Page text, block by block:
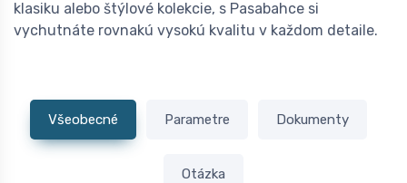
klasiku alebo štýlové kolekcie, s Pasabahce si
vychutnáte rovnakú vysokú kvalitu v každom detaile.
Všeobecné Parametre Dokumenty
Otázka